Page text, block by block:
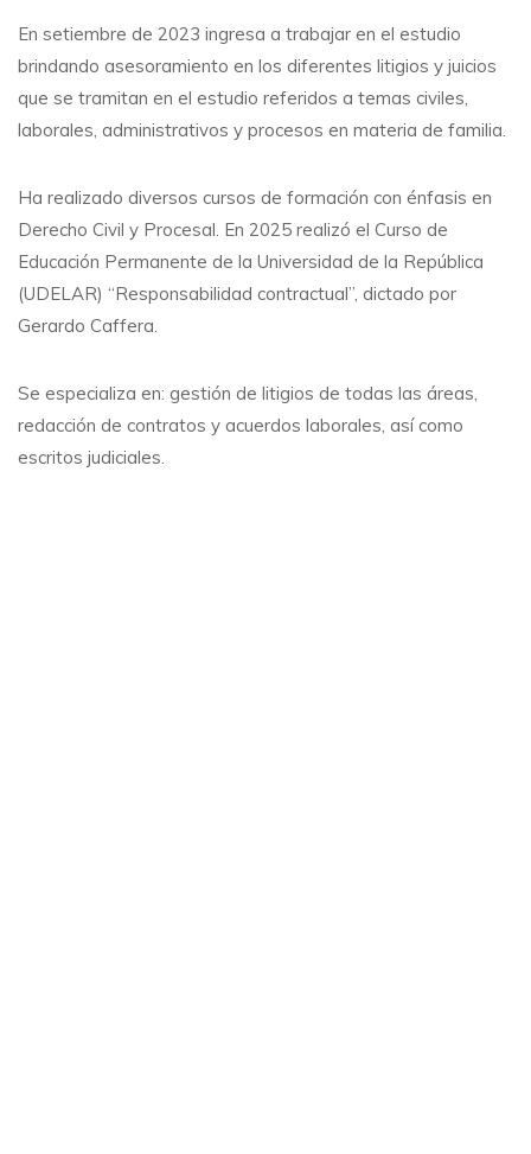
En setiembre de 2023 ingresa a trabajar en el estudio
brindando asesoramiento en los diferentes litigios y juicios
que se tramitan en el estudio referidos a temas civiles,
laborales, administrativos y procesos en materia de familia.
Ha realizado diversos cursos de formación con énfasis en
Derecho Civil y Procesal. En 2025 realizó el Curso de
Educación Permanente de la Universidad de la República
(UDELAR) “Responsabilidad contractual”, dictado por
Gerardo Caffera.
Se especializa en: gestión de litigios de todas las áreas,
redacción de contratos y acuerdos laborales, así como
escritos judiciales.